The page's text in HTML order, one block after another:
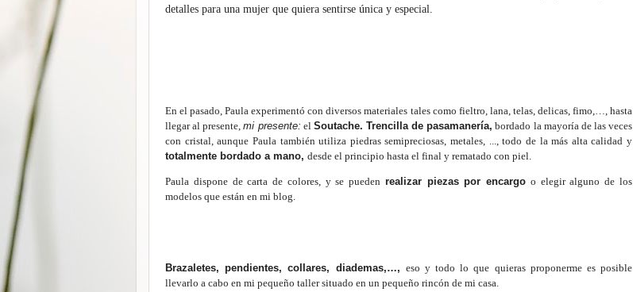
detalles para una mujer que quiera sentirse única y especial.
En el pasado, Paula experimentó con diversos materiales tales como fieltro, lana, telas, delicas, fimo,…, hasta
llegar al presente,mi presente: el Soutache. Trencilla de pasamanería, bordado la mayoría de las veces
con cristal, aunque Paula también utiliza piedras semipreciosas, metales, ..., todo de la más alta calidad y
totalmente bordado a mano, desde el principio hasta el final y rematado con piel.
Paula dispone de carta de colores, y se pueden realizar piezas por encargo o elegir alguno de los
modelos que están en mi blog.
Brazaletes, pendientes, collares, diademas,…, eso y todo lo que quieras proponerme es posible
llevarlo a cabo en mi pequeño taller situado en un pequeño rincón de mi casa.